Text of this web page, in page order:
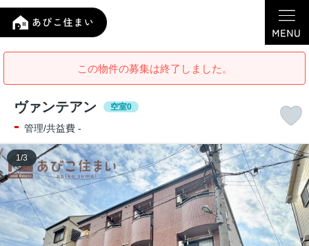
この物件の募集は終了しました。
ヴァンテアン 空室0
- 管理/共益費 -
1 /3